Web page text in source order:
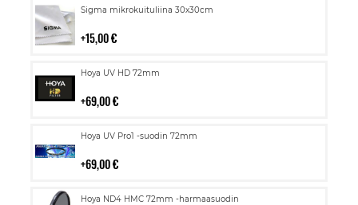
Sigma mikrokuituliina 30x30cm
15,00 €
Lisää
Hoya UV HD 72mm
69,00 €
Lisää
Hoya UV Pro1 -suodin 72mm
69,00 €
Lisää
Hoya ND4 HMC 72mm -harmaasuodin
Lisää